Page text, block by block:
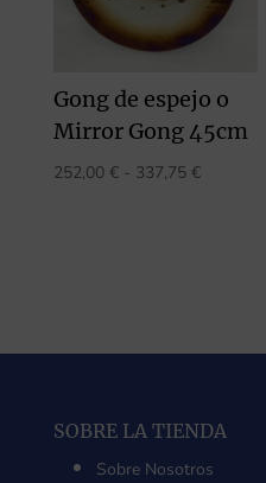
Gong de espejo o
Mirror Gong 45cm
252,00 € - 337,75 €Rango
337,75 €
SOBRE LA TIENDA
Sobre Nosotros